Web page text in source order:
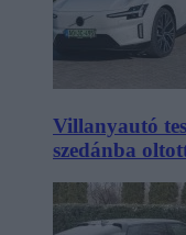
Villanyautó
szedánba